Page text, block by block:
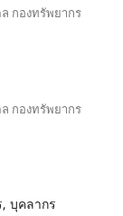
กองทรัพยากร
กองทรัพยากร
บุคลากร